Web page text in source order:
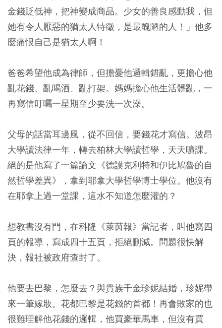
金錢貶低神，把神變成商品。少女的善良感動我，但
她有令人厭惡的猶太人特徵，是最醜陋的人！」他多
麼痛恨自己是猶太人啊！
爸爸希望他成為律師，但擔憂他邏輯錯亂，更擔心他
亂花錢、亂喝酒、亂打架。媽媽擔心他生活髒亂，一
再寫信叮囑一星期至少要洗一次澡。
父母的話當耳邊風，從不回信，要錢花才寫信。波昂
大學讀法律一年，轉去柏林大學讀哲學，天天曠課。
絕的是他寫了一篇論文《德謨克利特和伊比鳩魯的自
然哲學差異》，拿到耶拿大學哲學博士學位。他沒有
在耶拿上過一堂課，這水不知道怎麼灌的？
想教書沒有門，在科隆《萊茵報》當記者，叫他寫四
頁的報導，寫成四十五頁，拒絕刪減。問題很快解
決，報社被政府查封了。
他要去巴黎，怎麼去？與貴族千金珍妮結婚，珍妮帶
來一筆嫁妝。花都巴黎是花錢的首都！再會敗家的也
很難理解他花錢的邏輯，他買豪華馬車，但沒有買